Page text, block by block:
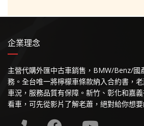
企業理念
主營代購外匯中古車銷售，BMW/Benz/國
務。全台唯一將檸檬車條款納入合約書，
車況，服務品質有保障。新竹、彰化和嘉
看車，可先從影片了解老蕭，絕對給你想要